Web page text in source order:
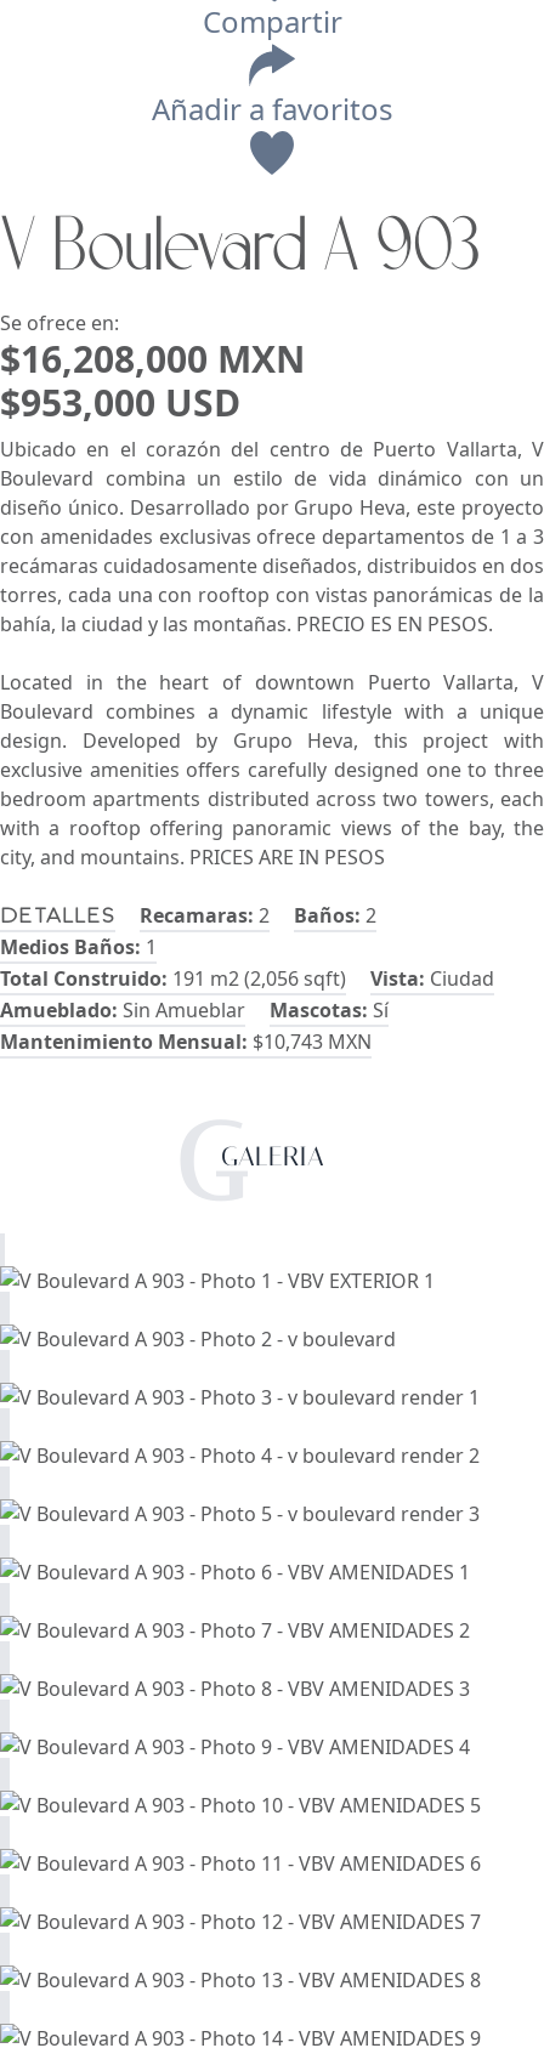
Compartir
Añadir a favoritos
V Boulevard A 903
Se ofrece en:
$16,208,000 MXN
$953,000 USD
Detalles Recamaras: 2 Baños: 2
Medios Baños: 1
Total Construido: 191 m2 (2,056 sqft) Vista: Ciudad
Amueblado: Sin Amueblar Mascotas: Sí
Mantenimiento Mensual: $10,743 MXN
Ubicado en el corazón del centro de Puerto Vallarta, V
Boulevard combina un estilo de vida dinámico con un
diseño único. Desarrollado por Grupo Heva, este proyecto
con amenidades exclusivas ofrece departamentos de 1 a 3
recámaras cuidadosamente diseñados, distribuidos en dos
torres, cada una con rooftop con vistas panorámicas de la
bahía, la ciudad y las montañas. PRECIO ES EN PESOS.
Located in the heart of downtown Puerto Vallarta, V
Boulevard combines a dynamic lifestyle with a unique
design. Developed by Grupo Heva, this project with
exclusive amenities offers carefully designed one to three
bedroom apartments distributed across two towers, each
with a rooftop offering panoramic views of the bay, the
city, and mountains. PRICES ARE IN PESOS
GGALERIA